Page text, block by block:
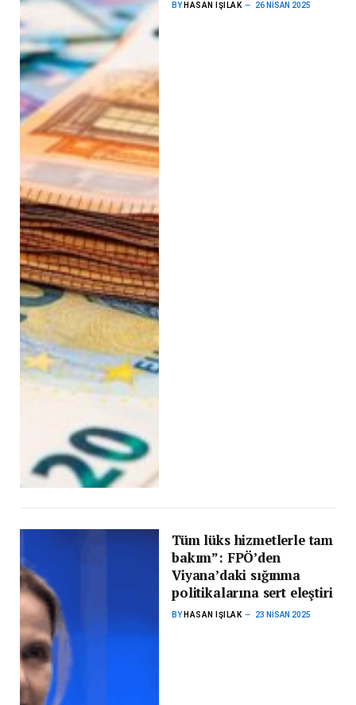
BY HASAN IŞILAK 26 NISAN 2025
Tüm lüks hizmetlerle tam
bakım”: FPÖ’den
Viyana’daki sığınma
politikalarına sert eleştiri
BY HASAN IŞILAK 23 NISAN 2025